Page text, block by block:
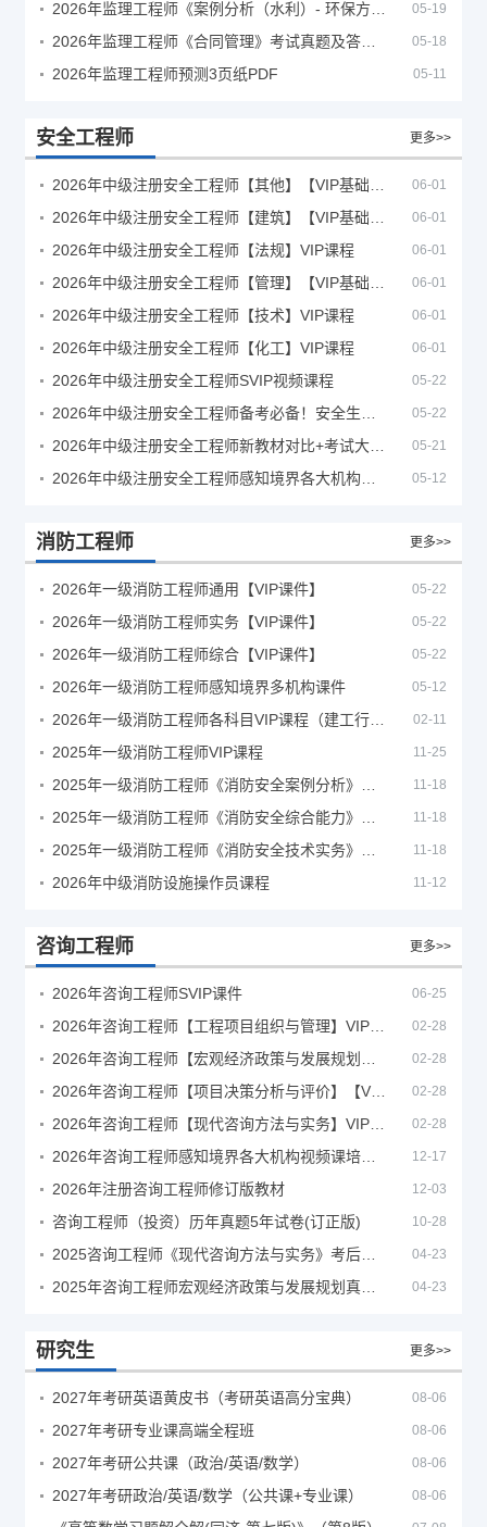
05-19
05-18
2026年监理工程师预测3页纸PDF 05-11
安全工程师 更多>>
06-01
06-01
2026年中级注册安全工程师【法规】VIP课程 06-01
06-01
2026年中级注册安全工程师【技术】VIP课程 06-01
2026年中级注册安全工程师【化工】VIP课程 06-01
2026年中级注册安全工程师SVIP视频课程 05-22
05-22
05-21
05-12
消防工程师 更多>>
2026年一级消防工程师通用【VIP课件】 05-22
2026年一级消防工程师实务【VIP课件】 05-22
2026年一级消防工程师综合【VIP课件】 05-22
2026年一级消防工程师感知境界多机构课件 05-12
02-11
2025年一级消防工程师VIP课程 11-25
11-18
11-18
11-18
2026年中级消防设施操作员课程 11-12
咨询工程师 更多>>
2026年咨询工程师SVIP课件 06-25
02-28
02-28
02-28
02-28
12-17
2026年注册咨询工程师修订版教材 12-03
咨询工程师（投资）历年真题5年试卷(订正版) 10-28
04-23
04-23
研究生 更多>>
2027年考研英语黄皮书（考研英语高分宝典） 08-06
2027年考研专业课高端全程班 08-06
2027年考研公共课（政治/英语/数学） 08-06
2027年考研政治/英语/数学（公共课+专业课） 08-06